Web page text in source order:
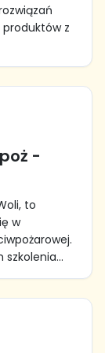
z
-
to
w